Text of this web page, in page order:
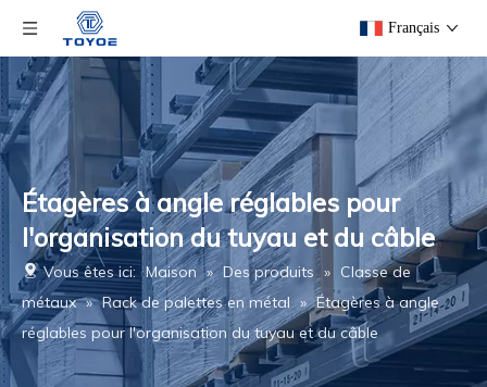
Français
Étagères à angle réglables pour
l'organisation du tuyau et du câble
Vous êtes ici: Maison » Des produits » Classe de
métaux » Rack de palettes en métal » Étagères à angle
réglables pour l'organisation du tuyau et du câble